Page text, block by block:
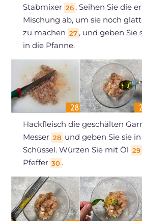
Stabmixer 26 . Seihen Sie die
Mischung ab, um sie noch
zu machen 27 , und geben Sie
in die Pfanne.
Hackfleisch die geschälten
Messer 28 und geben Sie sie
Schüssel. Würzen Sie mit Öl 29
Pfeffer 30 .